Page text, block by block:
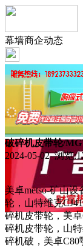
幕墙商企动态
破碎机皮带轮/
2024-05-02 浏览:
美卓metso-矿山
轮，山特维克
碎机皮带轮，美
碎机皮带轮，山
碎机破，美卓